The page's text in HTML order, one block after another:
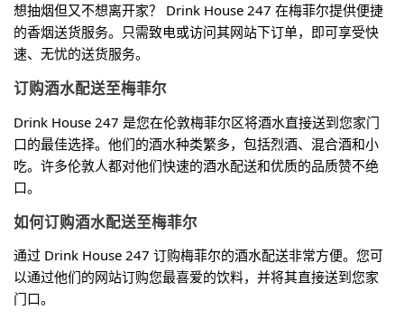
想抽烟但又不想离开家？ Drink House 247 在梅菲尔提供便捷
的香烟送货服务。只需致电或访问其网站下订单，即可享受快
速、无忧的送货服务。
订购酒水配送至梅菲尔
Drink House 247 是您在伦敦梅菲尔区将酒水直接送到您家门
口的最佳选择。他们的酒水种类繁多，包括烈酒、混合酒和小
吃。许多伦敦人都对他们快速的酒水配送和优质的品质赞不绝
口。
如何订购酒水配送至梅菲尔
通过 Drink House 247 订购梅菲尔的酒水配送非常方便。您可
以通过他们的网站订购您最喜爱的饮料，并将其直接送到您家
门口。